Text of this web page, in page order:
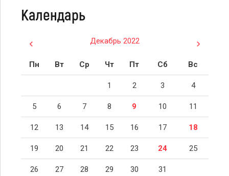
Календарь
Декабрь 2022
Пн Вт Ср Чт Пт Сб Вс
1 2 3 4
5 6 7 8 9 10 11
12 13 14 15 16 17 18
19 20 21 22 23 24 25
26 27 28 29 30 31